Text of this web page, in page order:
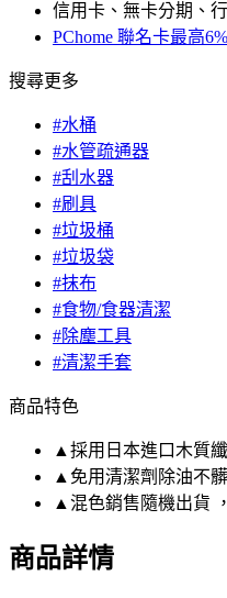
信用卡、無卡分期、
PChome 聯名卡最高
搜尋更多
#水桶
#水管疏通器
#刮水器
#刷具
#垃圾桶
#垃圾袋
#抹布
#食物/食器清潔
#除塵工具
#清潔手套
商品特色
▲採用日本進口木質
▲免用清潔劑除油不
▲混色銷售隨機出貨
商品詳情